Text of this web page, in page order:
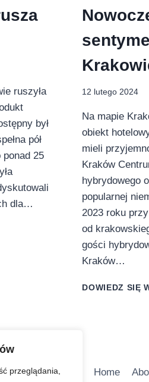
przeglądania,
ruszyła
był
pół
25
dla…
12 lutego 2024
Na mapie
obiekt
mieli
Kraków
hybrydowego
popularnej
2023 roku
od
gości
Kraków…
DOWIEDZ SIĘ
Home